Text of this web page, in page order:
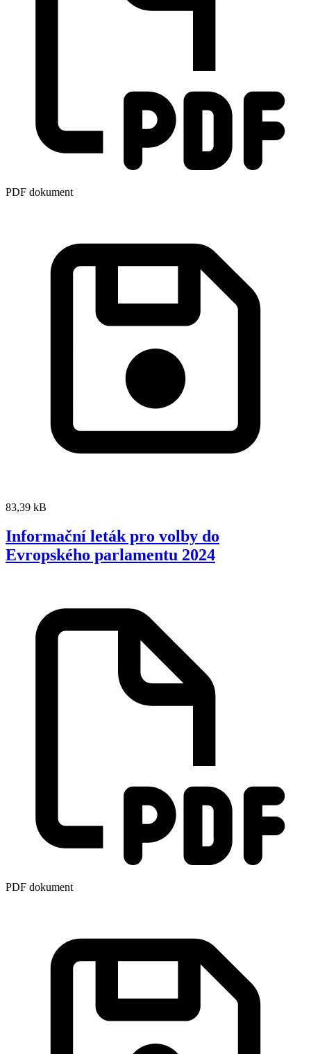
PDF dokument
83,39 kB
Informační leták pro volby do
Evropského parlamentu 2024
PDF dokument